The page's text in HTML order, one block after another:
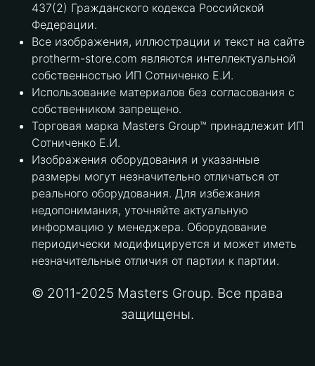
437(2) Гражданского кодекса Российской
Федерации.
Все изображения, иллюстрации и текст на сайте
protherm-store.com являются интеллектуальной
собственностью ИП Сотниченко Е.И.
Использование материалов без согласования с
собственником запрещено.
Торговая марка Masters Group™ принадлежит ИП
Сотниченко Е.И.
Изображения оборудования и указанные
размеры могут незначительно отличаться от
реального оборудования. Для избежания
недопонимания, уточняйте актуальную
информацию у менеджера. Оборудование
периодически модифицируется и может иметь
незначительные отличия от партии к партии.
© 2011-2025 Masters Group. Все права
защищены.